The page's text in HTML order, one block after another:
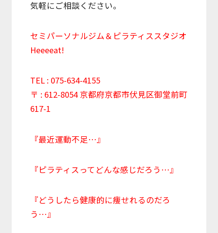
気軽にご相談ください。
セミパーソナルジム＆ピラティススタジオ
Heeeeat!
TEL : 075-634-4155
〒 : 612-8054 京都府京都市伏見区御堂前町
617-1
『最近運動不足…』
『ピラティスってどんな感じだろう…』
『どうしたら健康的に痩せれるのだろ
う…』